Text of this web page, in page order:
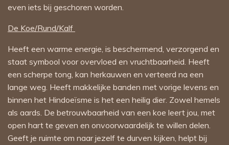
even iets bij geschoren worden.
De Koe/Rund/Kalf
Heeft een warme energie, is beschermend, verzorgend en
staat symbool voor overvloed en vruchtbaarheid. Heeft
een scherpe tong, kan herkauwen en verteerd na een
lange weg. Heeft makkelijke banden met vorige levens en
binnen het Hindoeïsme is het een heilig dier. Zowel hemels
als aards. De betrouwbaarheid van een koe leert jou, met
open hart te geven en onvoorwaardelijk te willen delen.
Geeft je ruimte om naar jezelf te durven kijken, helpt bij